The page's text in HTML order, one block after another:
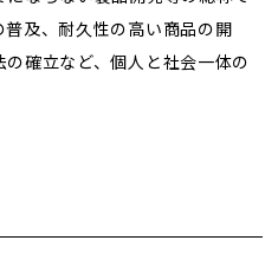
語集
及、耐久性の高い商品の開
確立など、個人と社会一体の